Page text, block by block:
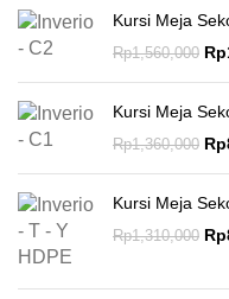
Kursi Meja
Rp1,560,000 Rp
Kursi Meja
Rp1,360,000 Rp
Kursi Meja
Rp1,310,000 Rp